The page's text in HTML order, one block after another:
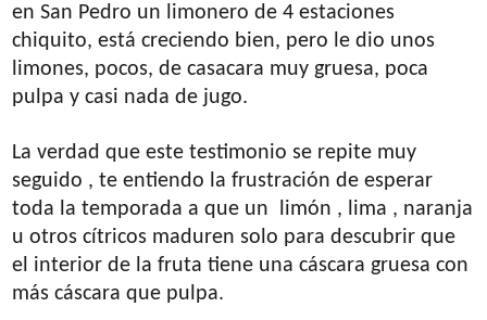
en San Pedro un limonero de 4 estaciones
chiquito, está creciendo bien, pero le dio unos
limones, pocos, de casacara muy gruesa, poca
pulpa y casi nada de jugo.
La verdad que este testimonio se repite muy
seguido , te entiendo la frustración de esperar
toda la temporada a que un limón , lima , naranja
u otros cítricos maduren solo para descubrir que
el interior de la fruta tiene una cáscara gruesa con
más cáscara que pulpa.